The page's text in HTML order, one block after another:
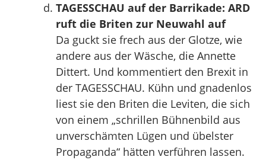
TAGESSCHAU auf der Barrikade: ARD
ruft die Briten zur Neuwahl auf
Da guckt sie frech aus der Glotze, wie
andere aus der Wäsche, die Annette
Dittert. Und kommentiert den Brexit in
der TAGESSCHAU. Kühn und gnadenlos
liest sie den Briten die Leviten, die sich
von einem „schrillen Bühnenbild aus
unverschämten Lügen und übelster
Propaganda“ hätten verführen lassen.